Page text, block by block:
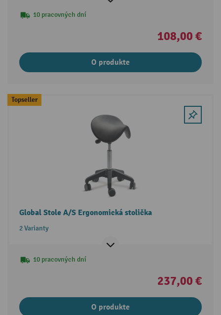
10 pracovných dní
108,00 €
O produkte
Topseller
Global Stole A/S Ergonomická stolička
2 Varianty
10 pracovných dní
237,00 €
O produkte